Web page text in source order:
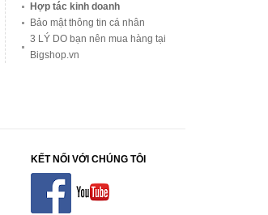
Hợp tác kinh doanh
Bảo mật thông tin cá nhân
3 LÝ DO bạn nên mua hàng tại
Bigshop.vn
KẾT NỐI VỚI CHÚNG TÔI